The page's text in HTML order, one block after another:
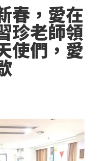
春，愛在
珍老師領
使們，愛